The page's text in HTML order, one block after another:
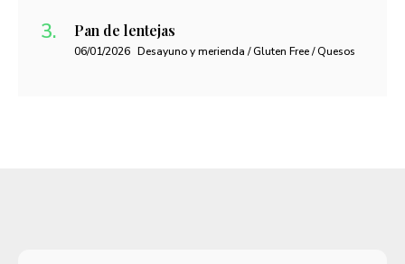
Pan de lentejas
06/01/2026 Desayuno y merienda / Gluten Free / Quesos